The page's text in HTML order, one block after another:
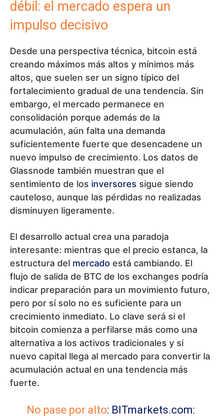
débil: el mercado espera un
impulso decisivo
Desde una perspectiva técnica, bitcoin está
creando máximos más altos y mínimos más
altos, que suelen ser un signo típico del
fortalecimiento gradual de una tendencia. Sin
embargo, el mercado permanece en
consolidación porque además de la
acumulación, aún falta una demanda
suficientemente fuerte que desencadene un
nuevo impulso de crecimiento. Los datos de
Glassnode también muestran que el
sentimiento de los inversores sigue siendo
cauteloso, aunque las pérdidas no realizadas
disminuyen ligeramente.
El desarrollo actual crea una paradoja
interesante: mientras que el precio estanca, la
estructura del mercado está cambiando. El
flujo de salida de BTC de los exchanges podría
indicar preparación para un movimiento futuro,
pero por sí solo no es suficiente para un
crecimiento inmediato. Lo clave será si el
bitcoin comienza a perfilarse más como una
alternativa a los activos tradicionales y si
nuevo capital llega al mercado para convertir la
acumulación actual en una tendencia más
fuerte.
No pase por alto: BITmarkets.com: